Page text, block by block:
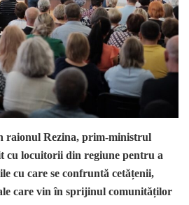
raionul Rezina, prim-ministrul
cu locuitorii din regiune pentru a
cu care se confruntă cetățenii,
care vin în sprijinul comunităților